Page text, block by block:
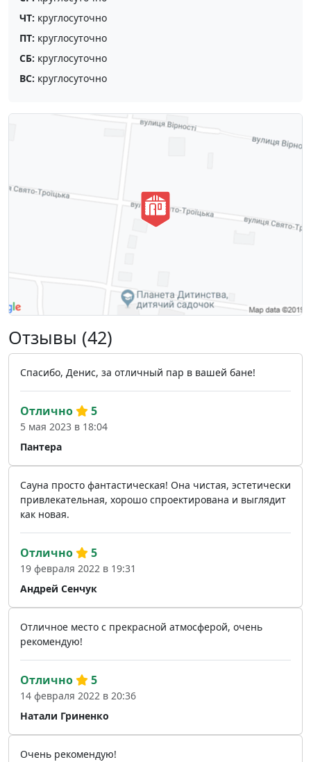
ЧТ: круглосуточно
ПТ: круглосуточно
СБ: круглосуточно
ВС: круглосуточно
Отзывы (42)
Спасибо, Денис, за отличный пар в вашей бане!
Пантера
Отлично 5
5 мая 2023 в 18:04
Сауна просто фантастическая! Она чистая, эстетически
привлекательная, хорошо спроектирована и выглядит
как новая.
Андрей Сенчук
Отлично 5
19 февраля 2022 в 19:31
Отличное место с прекрасной атмосферой, очень
рекомендую!
Натали Гриненко
Отлично 5
14 февраля 2022 в 20:36
Очень рекомендую!